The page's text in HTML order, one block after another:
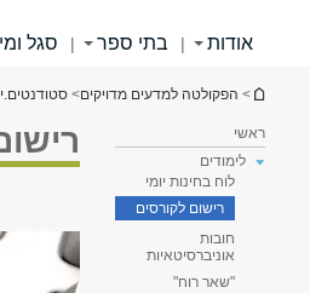
אודות | בתי ספר | סגל
הינך נמצא כאן
> הפקולטה למדעים מדויקים>
ראשי
לימודים
לוח בחינות יומי
רישום לקורסים
חובות
אוניברסיטאיות
"שאר רוח"